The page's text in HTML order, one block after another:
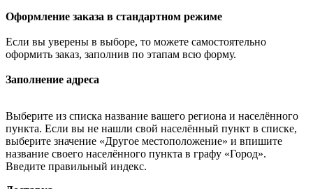
Оформление заказа в стандартном режиме
Если вы уверены в выборе, то можете самостоятельно
оформить заказ, заполнив по этапам всю форму.
Заполнение адреса
Выберите из списка название вашего региона и населённого
пункта. Если вы не нашли свой населённый пункт в списке,
выберите значение «Другое местоположение» и впишите
название своего населённого пункта в графу «Город».
Введите правильный индекс.